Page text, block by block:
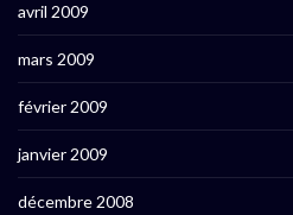
avril 2009
mars 2009
février 2009
janvier 2009
décembre 2008